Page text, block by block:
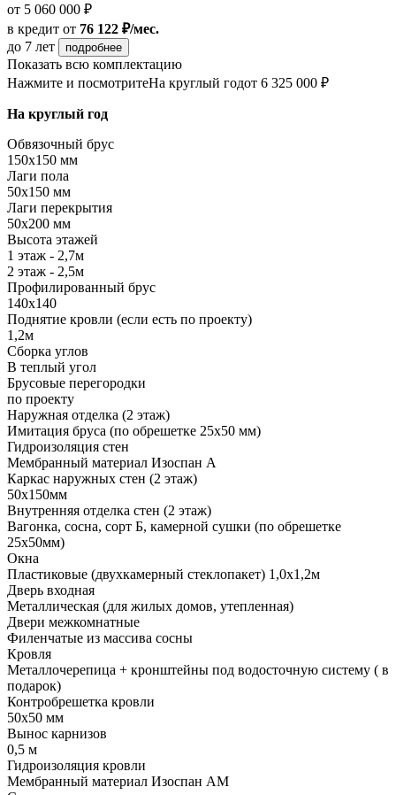
от 5 060 000 ₽
в кредит от 76 122 ₽/мес.
до 7 лет
подробнее
Показать всю комплектацию
Нажмите и посмотритеНа круглый годот 6 325 000 ₽
На круглый год
Обвязочный брус
150х150 мм
Лаги пола
50х150 мм
Лаги перекрытия
50х200 мм
Высота этажей
1 этаж - 2,7м
2 этаж - 2,5м
Профилированный брус
140х140
Поднятие кровли (если есть по проекту)
1,2м
Сборка углов
В теплый угол
Брусовые перегородки
по проекту
Наружная отделка (2 этаж)
Имитация бруса (по обрешетке 25х50 мм)
Гидроизоляция стен
Мембранный материал Изоспан А
Каркас наружных стен (2 этаж)
50х150мм
Внутренняя отделка стен (2 этаж)
Вагонка, сосна, сорт Б, камерной сушки (по обрешетке
25х50мм)
Окна
Пластиковые (двухкамерный стеклопакет) 1,0х1,2м
Дверь входная
Металлическая (для жилых домов, утепленная)
Двери межкомнатные
Филенчатые из массива сосны
Кровля
Металлочерепица + кронштейны под водосточную систему ( в
подарок)
Контробрешетка кровли
50х50 мм
Вынос карнизов
0,5 м
Гидроизоляция кровли
Мембранный материал Изоспан АМ